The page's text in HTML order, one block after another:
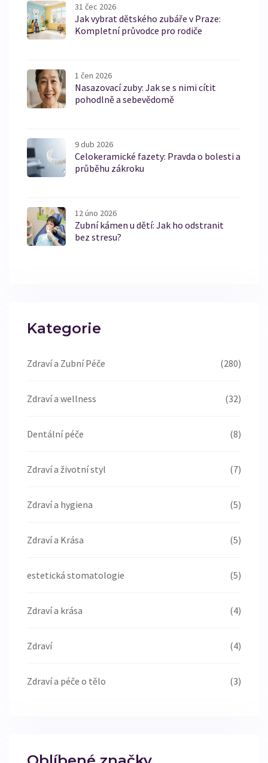
31 čec 2026
Jak vybrat dětského zubáře v Praze:
Kompletní průvodce pro rodiče
1 čen 2026
Nasazovací zuby: Jak se s nimi cítit
pohodlně a sebevědomě
9 dub 2026
Celokeramické fazety: Pravda o bolesti a
průběhu zákroku
12 úno 2026
Zubní kámen u dětí: Jak ho odstranit
bez stresu?
Kategorie
Zdraví a Zubní Péče (280)
Zdraví a wellness (32)
Dentální péče (8)
Zdraví a životní styl (7)
Zdraví a hygiena (5)
Zdraví a Krása (5)
estetická stomatologie (5)
Zdraví a krása (4)
Zdraví (4)
Zdraví a péče o tělo (3)